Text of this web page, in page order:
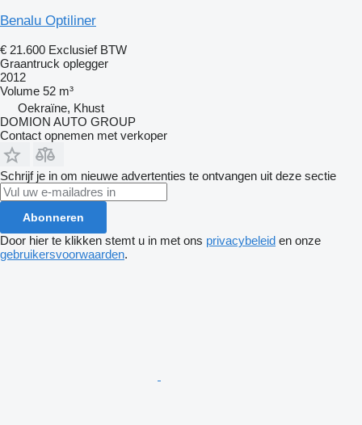
Benalu Optiliner
€ 21.600 Exclusief BTW
Graantruck oplegger
2012
Volume 52 m³
Oekraïne, Khust
DOMION AUTO GROUP
Contact opnemen met verkoper
Schrijf je in om nieuwe advertenties te ontvangen uit deze sectie
Abonneren
Door hier te klikken stemt u in met ons privacybeleid en onze
gebruikersvoorwaarden.